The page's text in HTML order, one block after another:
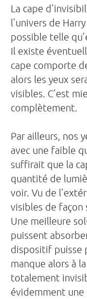
La cape
l’univers de
possible telle
Il existe
cape comporte
alors les yeux
visibles. C’est
complètement.
Par ailleurs, nos
avec une faible
suffirait que la
quantité de
voir. Vu de
visibles de façon
Une meilleure
puissent
dispositif puisse
manque alors à
totalement
évidemment une